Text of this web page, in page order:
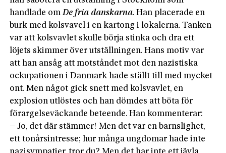
handlade omDe fria danskarna. Han placerade en
burk med kolsvavel i en kartong i lokalerna. Tanken
var att kolsvavlet skulle börja stinka och dra ett
löjets skimmer över utställningen. Hans motiv var
att han ansåg att motståndet mot den nazistiska
ockupationen i Danmark hade ställt till med mycket
ont. Men något gick snett med kolsvavlet, en
explosion utlöstes och han dömdes att böta för
förargelseväckande beteende. Han kommenterar:
– Jo, det där stämmer! Men det var en barnslighet,
ett tonårsintresse; hur många ungdomar hade inte